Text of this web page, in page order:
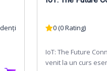
0 (0 Rating)
IoT: The Future
venit la un curs